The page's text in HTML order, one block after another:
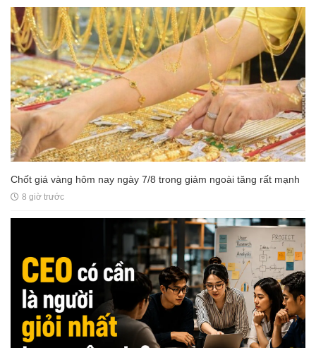
Chốt giá vàng hôm nay ngày 7/8 trong giảm ngoài tăng rất mạnh
8 giờ trước